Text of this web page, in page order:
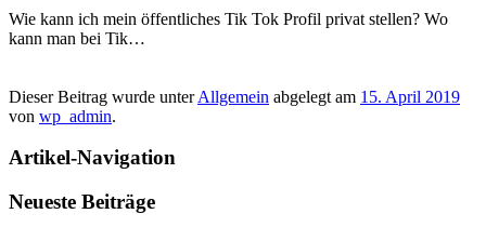
Wie kann ich mein öffentliches Tik Tok Profil privat stellen? Wo
kann man bei Tik…
Dieser Beitrag wurde unterAllgemein abgelegt am 15. April 2019
von wp_admin.
Artikel-Navigation
Neueste Beiträge